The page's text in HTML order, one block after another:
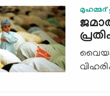
മുഹമ്മദ്